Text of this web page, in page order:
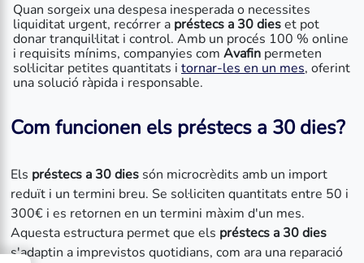
Quan sorgeix una despesa inesperada o necessites
liquiditat urgent, recórrer a préstecs a 30 dieset pot
donar tranquil·litat i control. Amb un procés 100 % online
i requisits mínims, companyies com Avafin permeten
sol·licitar petites quantitats i tornar-les en un mes, oferint
una solució ràpida i responsable.
Com funcionen els préstecs a 30 dies?
Els préstecs a 30 dies són microcrèdits amb un import
reduït i un termini breu. Se sol·liciten quantitats entre 50 i
300€ i es retornen en un termini màxim d'un mes.
Aquesta estructura permet que els préstecs a 30 dies
s'adaptin a imprevistos quotidians, com ara una reparació